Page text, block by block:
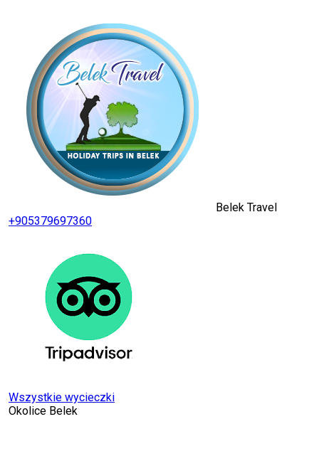
Belek Travel
+905379697360
Wszystkie wycieczki
Okolice Belek